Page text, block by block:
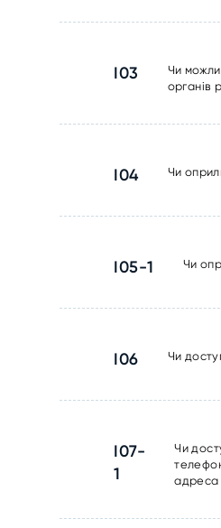
I03
Чи
органів
I04 Чи
I05-1 Чи
I06 Чи
I07-
1
Чи
адреса